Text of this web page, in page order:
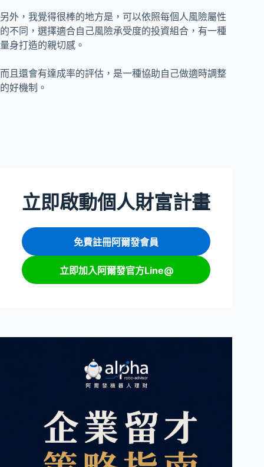
另外，我覺得很棒的地方是，可以依照每個人風險屬性
的不同，選擇適合自己風險承受度的投資組合，有一種
量身打造的親切感。
而且還會有達成率的評估，是一種協助自己做適時調整
的好機制。
立即啟動個人財富計畫
免費註冊阿爾發會員
立即加入阿爾發官方Line@